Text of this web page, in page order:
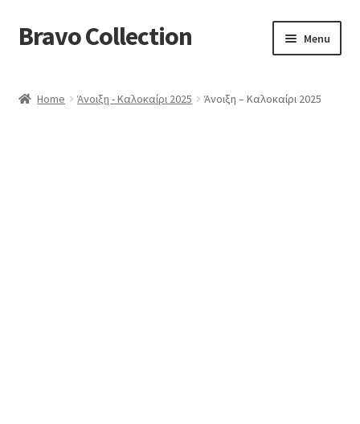
Skip
to
Skip
to
Bravo Collection Menu
COLLECTIONS
Expand
Home Άνοιξη - Καλοκαίρι 2025 Άνοιξη – Καλοκαίρι 2025